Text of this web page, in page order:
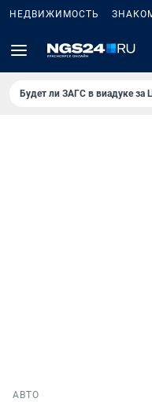
НЕДВИЖИМОСТЬ
Будет ли ЗАГС в виадуке
АВТО